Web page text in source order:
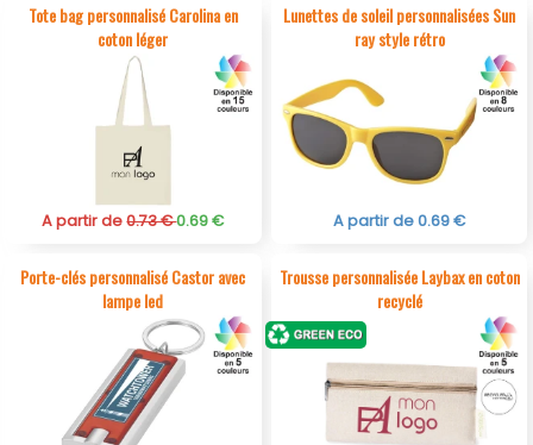
Tote bag personnalisé Carolina en
coton léger
A partir de0.73 €0.69 €
Lunettes de soleil personnalisées Sun
ray style rétro
A partir de 0.69 €
Porte-clés personnalisé Castor avec
lampe led
Trousse personnalisée Laybax en coton
recyclé